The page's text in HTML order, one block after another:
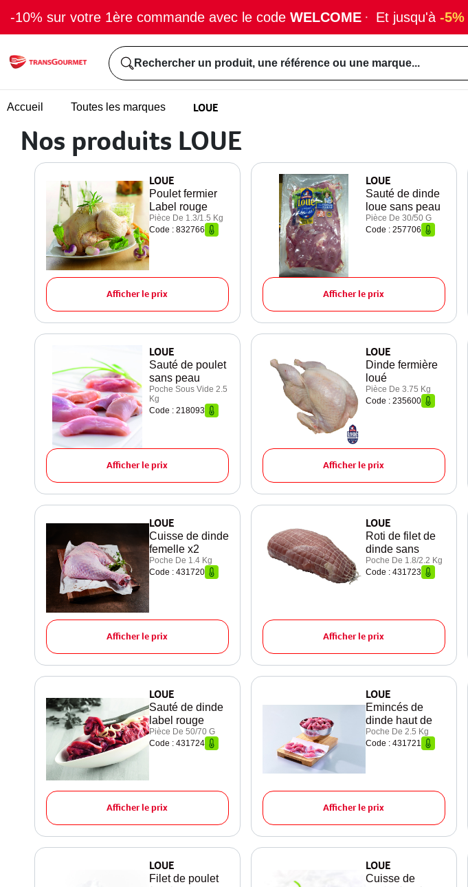
-10% sur votre 1ère commande avec le code WELCOME · Et jusqu'à -5%
Rechercher un produit, une référence ou une marque...
Accueil Toutes les marques LOUE
Nos produits LOUE
LOUE
Poulet fermier
Label rouge
Pièce De 1.3/1.5 Kg
Code : 832766
Afficher le prix
LOUE
Sauté de dinde
loue sans peau
Pièce De 30/50 G
Code : 257706
Afficher le prix
LOUE
Sauté de poulet
sans peau
Poche Sous Vide 2.5
Kg
Code : 218093
Afficher le prix
LOUE
Dinde fermière
loué
Pièce De 3.75 Kg
Code : 235600
Afficher le prix
LOUE
Cuisse de dinde
femelle x2
Poche De 1.4 Kg
Code : 431720
Afficher le prix
LOUE
Roti de filet de
dinde sans
Poche De 1.8/2.2 Kg
Code : 431723
Afficher le prix
LOUE
Sauté de dinde
label rouge
Pièce De 50/70 G
Code : 431724
Afficher le prix
LOUE
Emincés de
dinde haut de
Poche De 2.5 Kg
Code : 431721
Afficher le prix
LOUE
Filet de poulet
LOUE
Cuisse de